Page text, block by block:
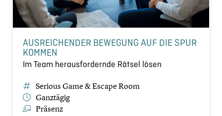
AUSREICHENDER BEWEGUNG AUF DIE SPUR
KOMMEN
Im Team herausfordernde Rätsel lösen
Serious Game & Escape Room
Ganztägig
Präsenz